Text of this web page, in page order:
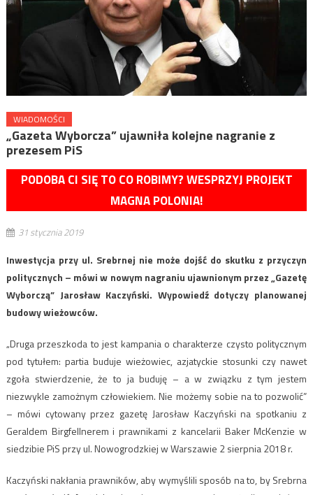
WIADOMOŚCI
„Gazeta Wyborcza” ujawniła kolejne nagranie z
prezesem PiS
PODOBA CI SIĘ TO CO ROBIMY? WESPRZYJ PROJEKT
MAGNA POLONIA!
31 stycznia 2019
Inwestycja przy ul. Srebrnej nie może dojść do skutku z przyczyn
politycznych – mówi w nowym nagraniu ujawnionym przez „Gazetę
Wyborczą” Jarosław Kaczyński. Wypowiedź dotyczy planowanej
budowy wieżowców.
„Druga przeszkoda to jest kampania o charakterze czysto politycznym
pod tytułem: partia buduje wieżowiec, azjatyckie stosunki czy nawet
zgoła stwierdzenie, że to ja buduję – a w związku z tym jestem
niezwykle zamożnym człowiekiem. Nie możemy sobie na to pozwolić”
– mówi cytowany przez gazetę Jarosław Kaczyński na spotkaniu z
Geraldem Birgfellnerem i prawnikami z kancelarii Baker McKenzie w
siedzibie PiS przy ul. Nowogrodzkiej w Warszawie 2 sierpnia 2018 r.
Kaczyński nakłania prawników, aby wymyślili sposób na to, by Srebrna